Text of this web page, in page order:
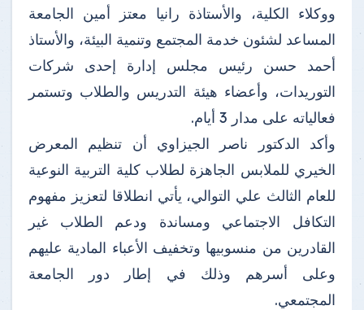
ووكلاء الكلية، والأستاذة رانيا معتز أمين الجامعة
المساعد لشئون خدمة المجتمع وتنمية البيئة، والأستاذ
أحمد حسن رئيس مجلس إدارة إحدى شركات
التوريدات، وأعضاء هيئة التدريس والطلاب وتستمر
فعالياته على مدار 3 أيام.
وأكد الدكتور ناصر الجيزاوي أن تنظيم المعرض
الخيري للملابس الجاهزة لطلاب كلية التربية النوعية
للعام الثالث علي التوالي، يأتي انطلاقا لتعزيز مفهوم
التكافل الاجتماعي ومساندة ودعم الطلاب غير
القادرين من منسوبيها وتخفيف الأعباء المادية عليهم
وعلى أسرهم وذلك في إطار دور الجامعة
المجتمعي.